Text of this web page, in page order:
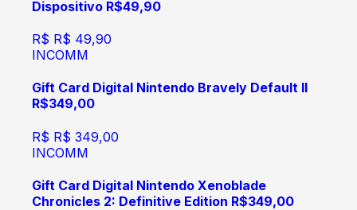
Dispositivo R$49,90
R$ R$ 49,90
INCOMM
Gift Card Digital Nintendo Bravely Default II
R$349,00
R$ R$ 349,00
INCOMM
Gift Card Digital Nintendo Xenoblade
Chronicles 2: Definitive Edition R$349,00